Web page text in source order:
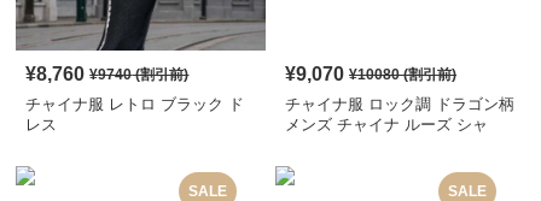
¥8,760 ¥9740(割引前)
チャイナ服 レトロ ブラック ド
レス
¥9,070 ¥10080(割引前)
チャイナ服 ロック調 ドラゴン柄
メンズ チャイナ ルーズ シャ
SALE SALE